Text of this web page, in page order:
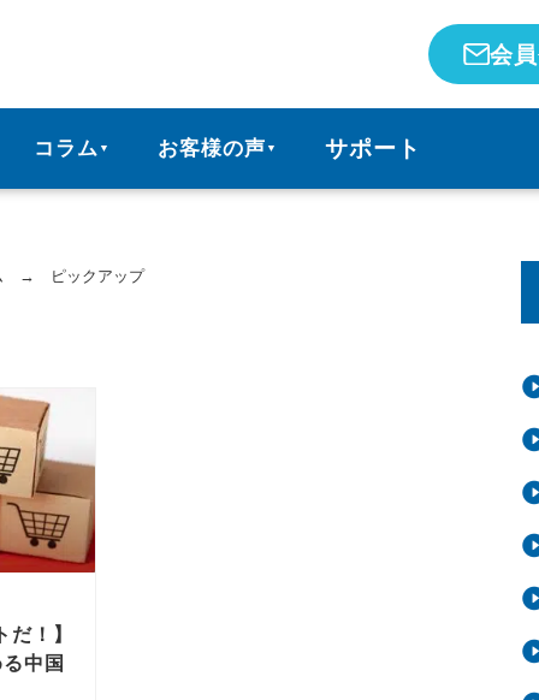
会
コラム ▼ お客様の声 ▼ サポート
→ ピックアップ
！】
中国